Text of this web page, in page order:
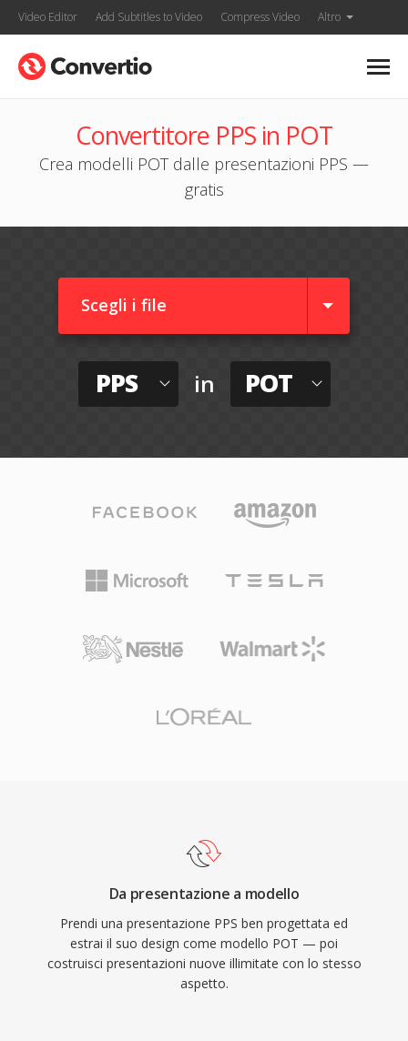
Video Editor Add Subtitles to Video Compress Video Altro
Convertitore PPS in POT
Crea modelli POT dalle presentazioni PPS —
gratis
Scegli i file
PPS in POT
Da presentazione a modello
Prendi una presentazione PPS ben progettata ed
estrai il suo design come modello POT — poi
costruisci presentazioni nuove illimitate con lo stesso
aspetto.